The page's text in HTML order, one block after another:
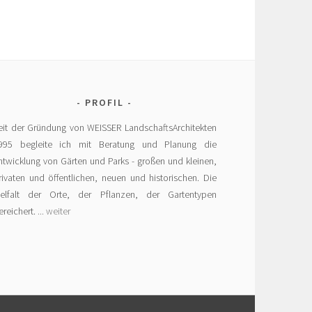
PROFIL
der Gründung von WEISSER LandschaftsArchitekten
begleite ich mit Beratung und Planung die
von Gärten und Parks - großen und kleinen,
und öffentlichen, neuen und historischen. Die
der Orte, der Pflanzen, der Gartentypen
... weiter